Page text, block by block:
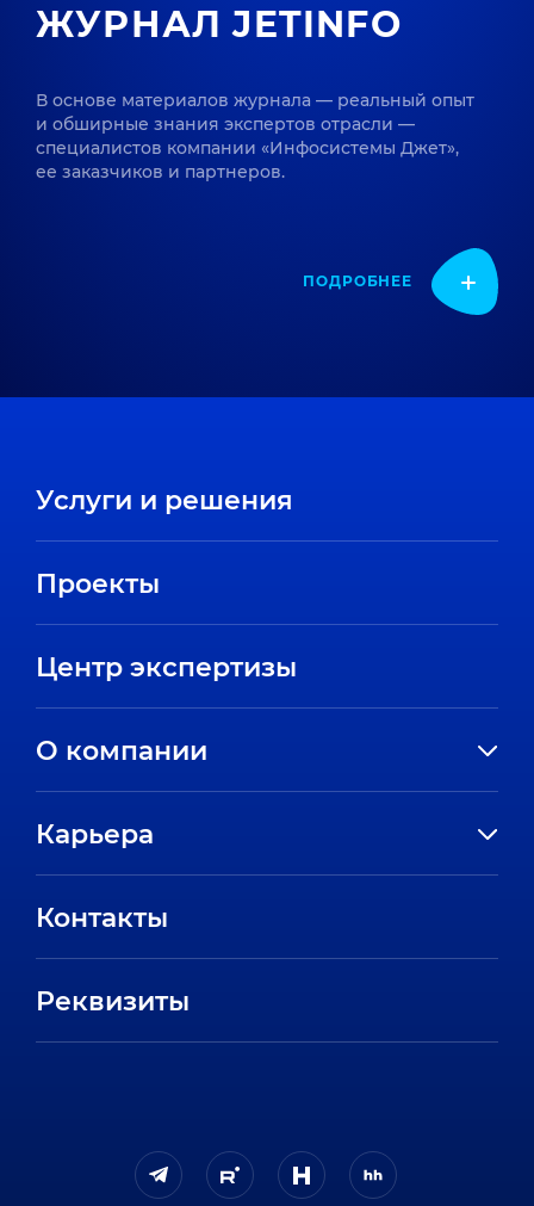
ЖУРНАЛ JETINFO
В основе материалов журнала — реальный опыт
и обширные знания экспертов отрасли —
специалистов компании «Инфосистемы Джет»,
ее заказчиков и партнеров.
ПОДРОБНЕЕ
Услуги и решения
Проекты
Центр экспертизы
О компании
Направления
Карьера
Стажировки
Контакты
Реквизиты